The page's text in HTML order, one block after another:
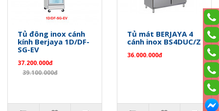
Tủ đông inox cánh
kính Berjaya 1D/DF-
SG-EV
37.200.000đ
39.100.000đ
Tủ mát BERJAYA 4
cánh inox BS4DUC/Z
36.000.000đ